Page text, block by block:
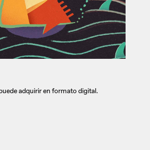
adquirir en formato digital.